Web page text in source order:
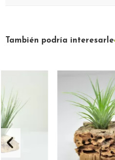
También podría interesarle